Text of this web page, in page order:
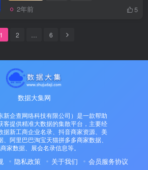
2年前 5
1 2 6
数据大集网
新企查网络科技有限公司）是一款帮助
客提供精准大数据的集散平台，主要经
据新工商企业名录、抖音商家资源、美
、阿里巴巴淘宝天猫拼多多商家数据、
家数据、展会名录信息等。
隐私政策 关于我们 会员服务协议